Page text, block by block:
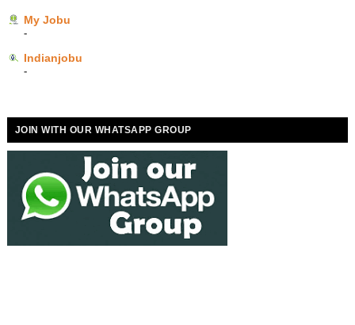
My Jobu
-
Indianjobu
-
JOIN WITH OUR WHATSAPP GROUP